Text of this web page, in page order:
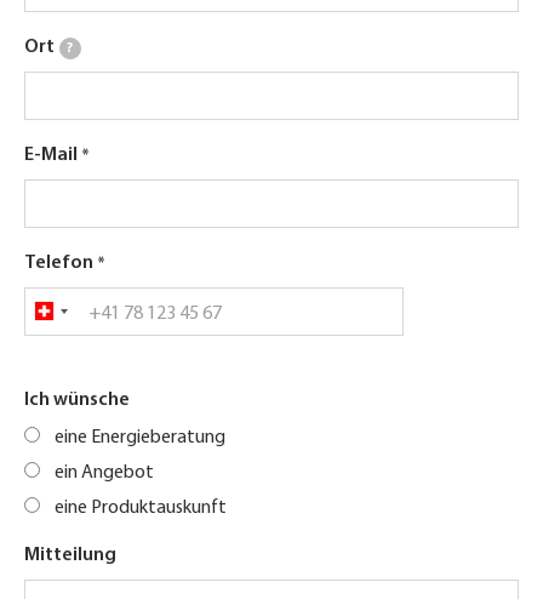
Ort ?
E-Mail
Telefon
Ich wünsche
eine Energieberatung
ein Angebot
eine Produktauskunft
Mitteilung